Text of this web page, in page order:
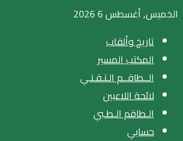
الخميس, أغسطس 6 2026
تاريخ وألقاب
المكتب المسير
الــطاقــم الـتـقـنـي
لائحة اللاعبين
الـطاقم الـطـبي
حسابي